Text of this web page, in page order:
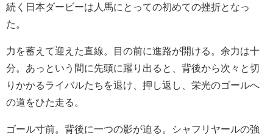
続く日本ダービーは人馬にとっての初めての挫折となっ
た。
力を蓄えて迎えた直線。目の前に進路が開ける。余力は十
分。あっという間に先頭に躍り出ると、背後から次々と切
りかかるライバルたちを退け、押し返し、栄光のゴールへ
の道をひた走る。
ゴール寸前。背後に一つの影が迫る。シャフリヤールの強